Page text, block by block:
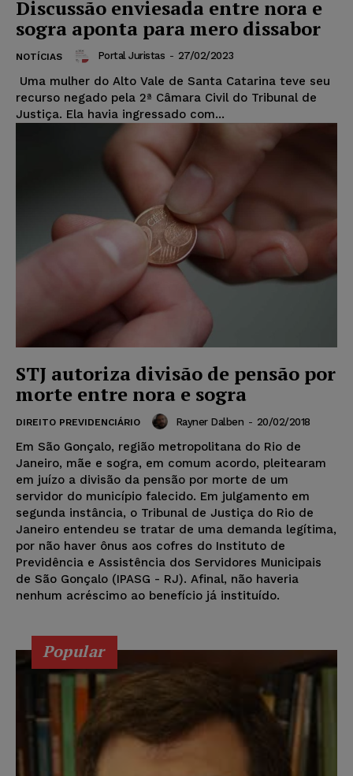
Discussão enviesada entre nora e
sogra aponta para mero dissabor
NOTÍCIAS Portal Juristas - 27/02/2023
Uma mulher do Alto Vale de Santa Catarina teve seu
recurso negado pela 2ª Câmara Civil do Tribunal de
Justiça. Ela havia ingressado com...
STJ autoriza divisão de pensão por
morte entre nora e sogra
DIREITO PREVIDENCIÁRIO Rayner Dalben - 20/02/2018
Em São Gonçalo, região metropolitana do Rio de
Janeiro, mãe e sogra, em comum acordo, pleitearam
em juízo a divisão da pensão por morte de um
servidor do município falecido. Em julgamento em
segunda instância, o Tribunal de Justiça do Rio de
Janeiro entendeu se tratar de uma demanda legítima,
por não haver ônus aos cofres do Instituto de
Previdência e Assistência dos Servidores Municipais
de São Gonçalo (IPASG - RJ). Afinal, não haveria
nenhum acréscimo ao benefício já instituído.
Popular